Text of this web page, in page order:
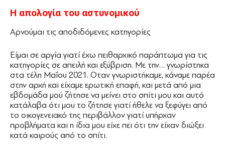
Η απολογία του αστυνομικού
Αρνούμαι τις αποδιδόμενες κατηγορίες
Είμαι σε αργία γιατί έχω πειθαρχικό παράπτωμα για τις
κατηγορίες σε απειλή και εξύβριση. Με την… γνωρίστηκα
στα τέλη Μαΐου 2021. Οταν γνωριστήκαμε, κάναμε παρέα
στην αρχή και είχαμε ερωτική επαφή, και μετά από μια
εβδομάδα μού ζήτησε να μείνει στο σπίτι μου και αυτό
κατάλαβα ότι μου το ζήτησε γιατί ήθελε να ξεφύγει από
το οικογενειακό της περιβάλλον γιατί υπήρχαν
προβλήματα και η ίδια μου είχε πει ότι την είχαν διώξει
κατά καιρούς από το σπίτι.